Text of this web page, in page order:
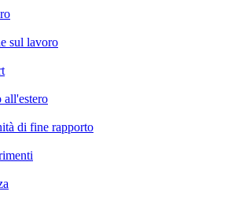
sul lavoro
all'estero
di fine rapporto